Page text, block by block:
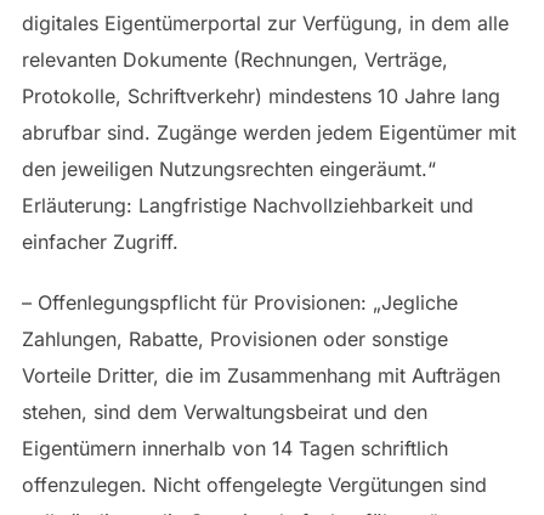
digitales Eigentümerportal zur Verfügung, in dem alle
relevanten Dokumente (Rechnungen, Verträge,
Protokolle, Schriftverkehr) mindestens 10 Jahre lang
abrufbar sind. Zugänge werden jedem Eigentümer mit
den jeweiligen Nutzungsrechten eingeräumt.“
Erläuterung: Langfristige Nachvollziehbarkeit und
einfacher Zugriff.
– Offenlegungspflicht für Provisionen: „Jegliche
Zahlungen, Rabatte, Provisionen oder sonstige
Vorteile Dritter, die im Zusammenhang mit Aufträgen
stehen, sind dem Verwaltungsbeirat und den
Eigentümern innerhalb von 14 Tagen schriftlich
offenzulegen. Nicht offengelegte Vergütungen sind